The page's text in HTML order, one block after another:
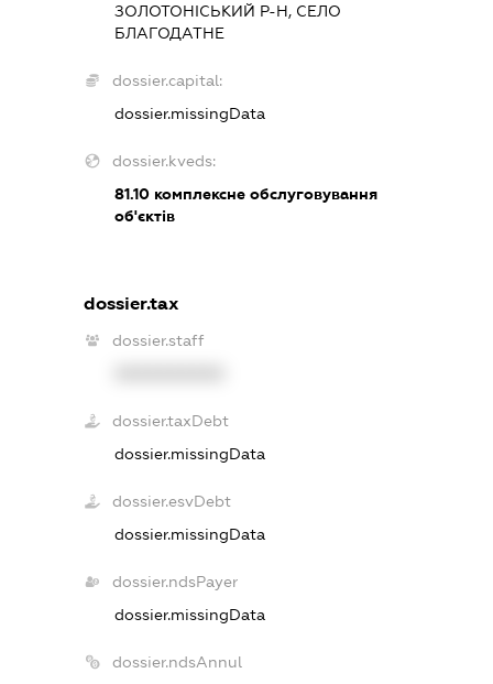
ЗОЛОТОНІСЬКИЙ Р-Н, СЕЛО
БЛАГОДАТНЕ
dossier.capital:
dossier.missingData
dossier.kveds:
81.10комплексне обслуговування
об'єктів
dossier.tax
dossier.staff
dossier.taxDebt
dossier.missingData
dossier.esvDebt
dossier.missingData
dossier.ndsPayer
dossier.missingData
dossier.ndsAnnul